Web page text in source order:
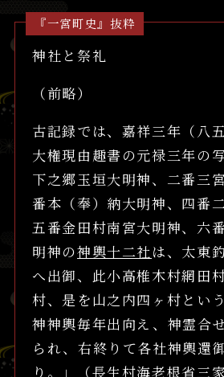
『一宮町史』抜粋
神社と祭礼
（前略）
古記録では、嘉祥三年（八
大権現由趣書の元禄三年の
下之郷玉垣大明神、二番三
番本（奉）納大明神、四番
五番金田村南宮大明神、六
明神の神輿十二社は、太東
へ出御、此小高椎木村網田
村、是を山之内四ヶ村とい
神神輿毎年出向え、神霊合
られ、右終りて各社神輿還
り。」（長生村海老根省三